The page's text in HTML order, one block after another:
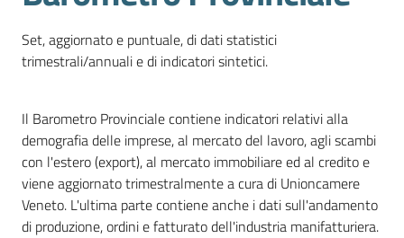
Impresa
e
territorio
Tutelare
Set, aggiornato e puntuale, di dati statistici
trimestrali/annuali e di indicatori sintetici.
Il Barometro Provinciale contiene indicatori relativi alla
demografia delle imprese, al mercato del lavoro, agli scambi
con l'estero (export), al mercato immobiliare ed al credito e
viene aggiornato trimestralmente a cura di Unioncamere
Veneto. L'ultima parte contiene anche i dati sull'andamento
di produzione, ordini e fatturato dell'industria manifatturiera.